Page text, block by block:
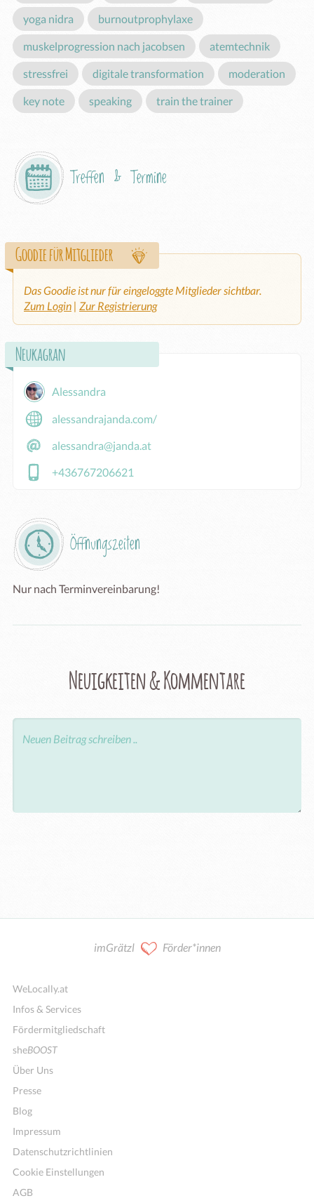
yoga nidra burnoutprophylaxe
muskelprogression nach jacobsen atemtechnik
stressfrei digitale transformation moderation
key note speaking train the trainer
Treffen & Termine
Goodie für Mitglieder
Das Goodie ist nur für eingeloggte Mitglieder sichtbar.
Zum Login | Zur Registrierung
Neukagran
Alessandra
alessandrajanda.com/
alessandra@janda.at
+436767206621
Öffnungszeiten
Nur nach Terminvereinbarung!
Neuigkeiten & Kommentare
imGrätzl Förder*innen
WeLocally.at
Infos & Services
Fördermitgliedschaft
sheBOOST
Über Uns
Presse
Blog
Impressum
Datenschutzrichtlinien
Cookie Einstellungen
AGB